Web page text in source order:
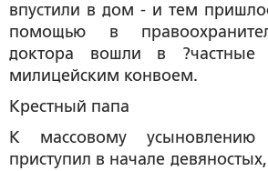
впустили в дом - и тем
помощью в
доктора вошли в ?частные
милицейским конвоем.
Крестный папа
К массовому
приступил в начале